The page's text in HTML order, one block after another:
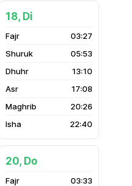
18, Di
03:27
05:53
13:10
17:08
20:26
22:40
20, Do
03:33